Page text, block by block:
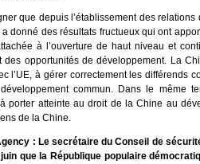
que depuis l’établissement des
a donné des résultats fructueux qui ont
à l’ouverture de haut niveau et
des opportunités de développement. La
l’UE, à gérer correctement les différends
commun. Dans le même
porter atteinte au droit de la Chine au
de la Chine.
: Le secrétaire du Conseil de
que la République populaire